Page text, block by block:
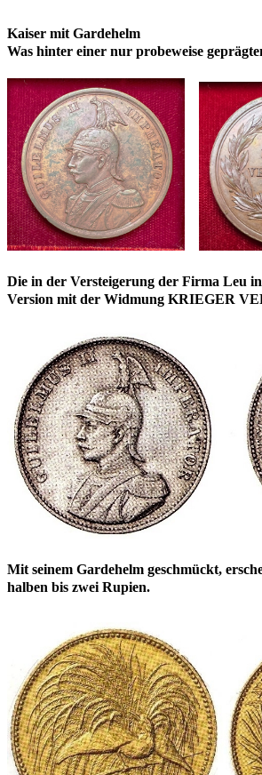
Kaiser mit Gardehelm
Was hinter einer nur probeweise
Die in der Versteigerung der Firma Leu
Version mit der Widmung KRIEGER
Mit seinem Gardehelm geschmückt,
halben bis zwei Rupien.